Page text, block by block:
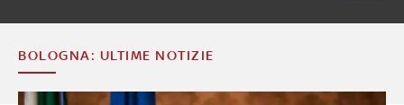
BOLOGNA: ULTIME NOTIZIE